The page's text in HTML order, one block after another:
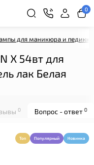
0
для маникюра и
X 54вт для
лак Белая
0 Вопрос - ответ 0
Топ Популярный Новинка